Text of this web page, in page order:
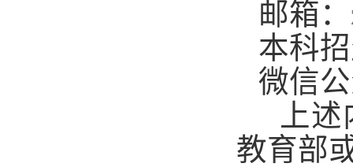
邮箱：
本科
微信
上
教育部